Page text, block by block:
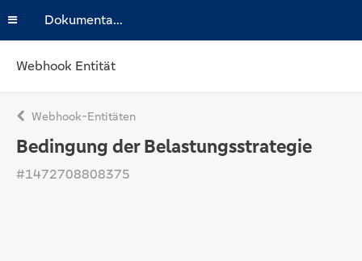
Dokumentation
Webhook Entität
Webhook-Entitäten
Bedingung der Belastungsstrategie
#1472708808375